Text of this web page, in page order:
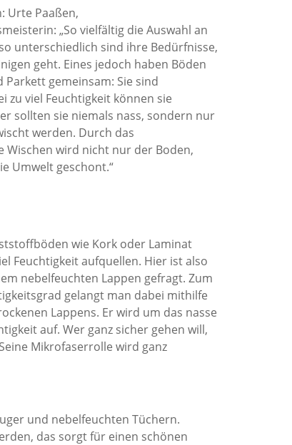
Urte Paaßen,
„So vielfältig die Auswahl an
unterschiedlich sind ihre Bedürfnisse,
geht. Eines jedoch haben Böden
Parkett gemeinsam: Sie sind
zu viel Feuchtigkeit können sie
sollten sie niemals nass, sondern nur
werden. Durch das
Wischen wird nicht nur der Boden,
Umwelt geschont.“
wie Kork oder Laminat
Feuchtigkeit aufquellen. Hier ist also
nebelfeuchten Lappen gefragt. Zum
gelangt man dabei mithilfe
Lappens. Er wird um das nasse
auf. Wer ganz sicher gehen will,
Mikrofaserrolle wird ganz
und nebelfeuchten Tüchern.
das sorgt für einen schönen